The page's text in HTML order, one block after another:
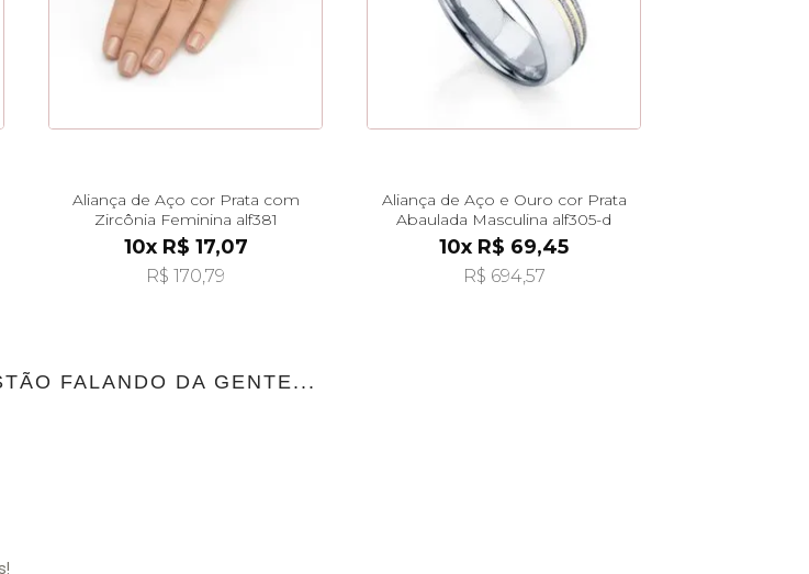
Aliança de Aço cor Prata com
Zircônia Feminina alf381
10x R$ 17,07
R$ 170,79
Aliança de Aço e Ouro cor Prata
Abaulada Masculina alf305-d
10x R$ 69,45
R$ 694,57
FALANDO DA GENTE...